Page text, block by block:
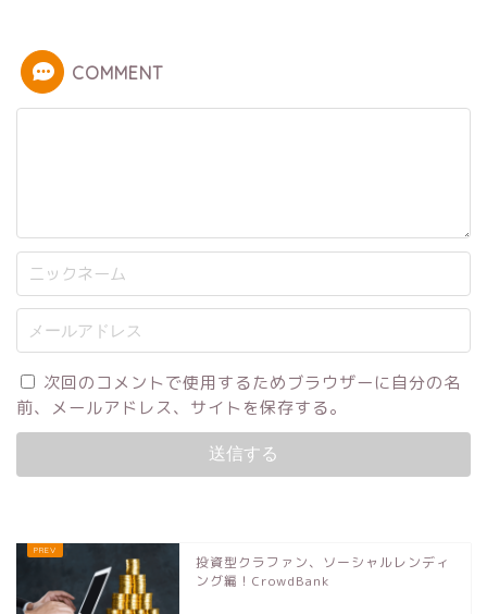
COMMENT
次回のコメントで使用するためブラウザーに自分の名
前、メールアドレス、サイトを保存する。
投資型クラファン、ソーシャルレンディ
ング編！CrowdBank